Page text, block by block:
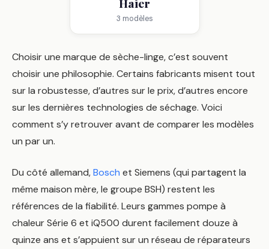
3 modèles
Choisir une marque de sèche-linge, c’est souvent
choisir une philosophie. Certains fabricants misent tout
sur la robustesse, d’autres sur le prix, d’autres encore
sur les dernières technologies de séchage. Voici
comment s’y retrouver avant de comparer les modèles
un par un.
Du côté allemand,Bosch et Siemens (qui partagent la
même maison mère, le groupe BSH) restent les
références de la fiabilité. Leurs gammes pompe à
chaleur Série 6 et iQ500 durent facilement douze à
quinze ans et s’appuient sur un réseau de réparateurs